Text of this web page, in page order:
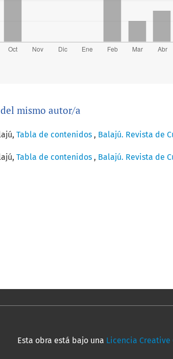
mismo autor/a
Tabla de contenidos , Balajú. Revista de
Tabla de contenidos , Balajú. Revista de
Esta obra está bajo una Licencia